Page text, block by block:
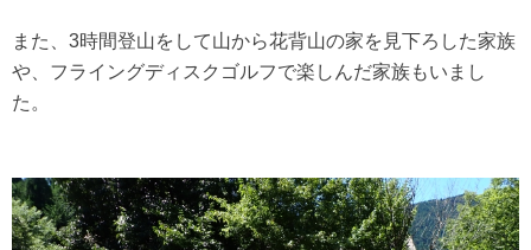
また、3時間登山をして山から花背山の家を見下ろした家族
や、フライングディスクゴルフで楽しんだ家族もいまし
た。